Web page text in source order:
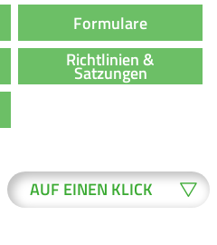
Formulare
Richtlinien &
Satzungen
AUF EINEN KLICK